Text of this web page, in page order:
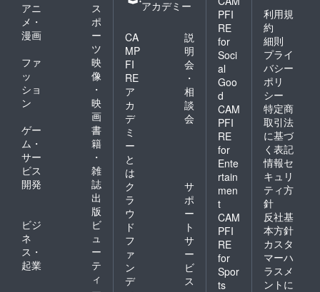
アニ
メ・
漫画
ス
ポ
ー
ツ
ファ
ッ
ショ
ン
映
像
・
映
画
ゲー
ム・
サー
ビス
開発
書
籍
・
雑
誌
出
版
ビジ
ネ
ス・
起業
ビ
ュ
ー
テ
ィ
アカデミー
CA
MP
FI
RE
ア
カ
デ
ミ
ー
と
は
説
明
会
・
相
談
会
ク
ラ
ウ
ド
フ
ァ
ン
デ
サ
ポ
ー
ト
サ
ー
ビ
ス
PFI
RE
for
Soci
al
Goo
d
CAM
PFI
RE
for
Ente
rtain
men
t
CAM
PFI
RE
for
Spor
ts
利用規
約
細則
プライ
バシー
ポリ
シー
特定商
取引法
に基づ
く表記
情報セ
キュリ
ティ方
針
反社基
本方針
カスタ
マーハ
ラスメ
ントに